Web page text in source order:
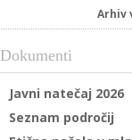
Arhiv
Dokumenti
Javni natečaj 2026
Seznam področij